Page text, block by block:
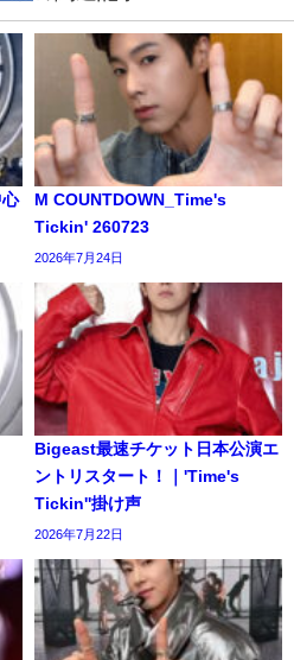
M COUNTDOWN_Time's
Tickin' 260723
2026年7月24日
Bigeast最速チケット日本公演エ
ントリスタート！｜'Time's
Tickin''掛け声
2026年7月22日